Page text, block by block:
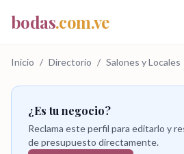
bodas.com.ve
Inicio / Directorio / Salones y Locales
¿Es tu negocio?
Reclama este perfil para editarlo y
de presupuesto directamente.